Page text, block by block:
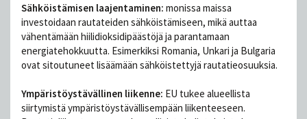
Sähköistämisen laajentaminen: monissa maissa
investoidaan rautateiden sähköistämiseen, mikä auttaa
vähentämään hiilidioksidipäästöjä ja parantamaan
energiatehokkuutta. Esimerkiksi Romania, Unkari ja Bulgaria
ovat sitoutuneet lisäämään sähköistettyjä rautatieosuuksia.
Ympäristöystävällinen liikenne: EU tukee alueellista
siirtymistä ympäristöystävällisempään liikenteeseen.